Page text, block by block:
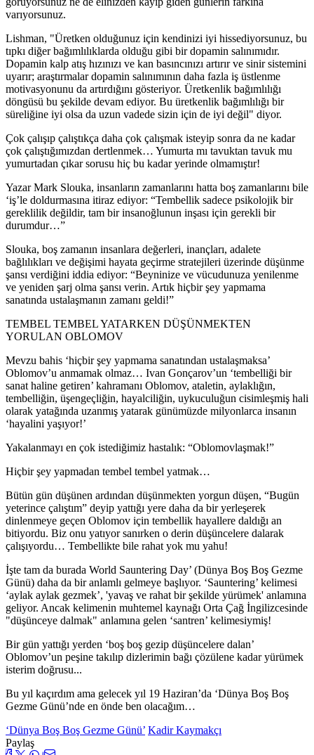
varıyorsunuz.
Lishman, "Üretken olduğunuz için kendinizi iyi hissediyorsunuz, bu
tıpkı diğer bağımlılıklarda olduğu gibi bir dopamin salınımıdır.
Dopamin kalp atış hızınızı ve kan basıncınızı artırır ve sinir sistemini
uyarır; araştırmalar dopamin salınımının daha fazla iş üstlenme
motivasyonunu da artırdığını gösteriyor. Üretkenlik bağımlılığı
döngüsü bu şekilde devam ediyor. Bu üretkenlik bağımlılığı bir
süreliğine iyi olsa da uzun vadede sizin için de iyi değil" diyor.
Çok çalışıp çalıştıkça daha çok çalışmak isteyip sonra da ne kadar
çok çalıştığımızdan dertlenmek… Yumurta mı tavuktan tavuk mu
yumurtadan çıkar sorusu hiç bu kadar yerinde olmamıştır!
Yazar Mark Slouka, insanların zamanlarını hatta boş zamanlarını bile
‘iş’le doldurmasına itiraz ediyor: “Tembellik sadece psikolojik bir
gereklilik değildir, tam bir insanoğlunun inşası için gerekli bir
durumdur…”
Slouka, boş zamanın insanlara değerleri, inançları, adalete
bağlılıkları ve değişimi hayata geçirme stratejileri üzerinde düşünme
şansı verdiğini iddia ediyor: “Beyninize ve vücudunuza yenilenme
ve yeniden şarj olma şansı verin. Artık hiçbir şey yapmama
sanatında ustalaşmanın zamanı geldi!”
TEMBEL TEMBEL YATARKEN DÜŞÜNMEKTEN
YORULAN OBLOMOV
Mevzu bahis ‘hiçbir şey yapmama sanatından ustalaşmaksa’
Oblomov’u anmamak olmaz… Ivan Gonçarov’un ‘tembelliği bir
sanat haline getiren’ kahramanı Oblomov, ataletin, aylaklığın,
tembelliğin, üşengeçliğin, hayalciliğin, uykuculuğun cisimleşmiş hali
olarak yatağında uzanmış yatarak günümüzde milyonlarca insanın
‘hayalini yaşıyor!’
Yakalanmayı en çok istediğimiz hastalık: “Oblomovlaşmak!”
Hiçbir şey yapmadan tembel tembel yatmak…
Bütün gün düşünen ardından düşünmekten yorgun düşen, “Bugün
yeterince çalıştım” deyip yattığı yere daha da bir yerleşerek
dinlenmeye geçen Oblomov için tembellik hayallere daldığı an
bitiyordu. Biz onu yatıyor sanırken o derin düşüncelere dalarak
çalışıyordu… Tembellikte bile rahat yok mu yahu!
İşte tam da burada World Sauntering Day’ (Dünya Boş Boş Gezme
Günü) daha da bir anlamlı gelmeye başlıyor. ‘Sauntering’ kelimesi
‘aylak aylak gezmek’, 'yavaş ve rahat bir şekilde yürümek' anlamına
geliyor. Ancak kelimenin muhtemel kaynağı Orta Çağ İngilizcesinde
"düşünceye dalmak" anlamına gelen ‘santren’ kelimesiymiş!
Bir gün yattığı yerden ‘boş boş gezip düşüncelere dalan’
Oblomov’un peşine takılıp dizlerimin bağı çözülene kadar yürümek
isterim doğrusu...
Bu yıl kaçırdım ama gelecek yıl 19 Haziran’da ‘Dünya Boş Boş
Gezme Günü’nde en önde ben olacağım…
‘Dünya Boş Boş Gezme Günü’ Kadir Kaymakçı
Paylaş